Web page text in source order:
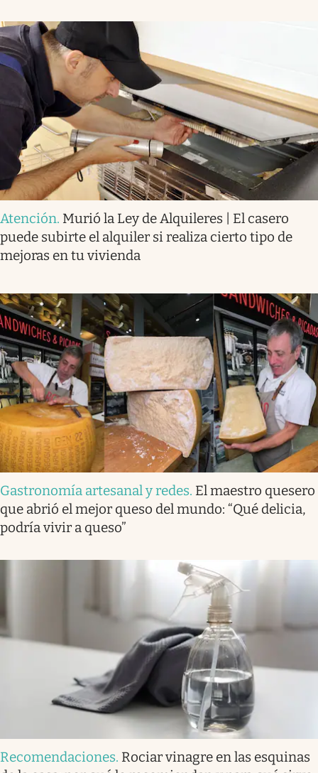
Atención. Murió la Ley de Alquileres | El casero
puede subirte el alquiler si realiza cierto tipo de
mejoras en tu vivienda
Gastronomía artesanal y redes. El maestro quesero
que abrió el mejor queso del mundo: “Qué delicia,
podría vivir a queso”
Recomendaciones. Rociar vinagre en las esquinas